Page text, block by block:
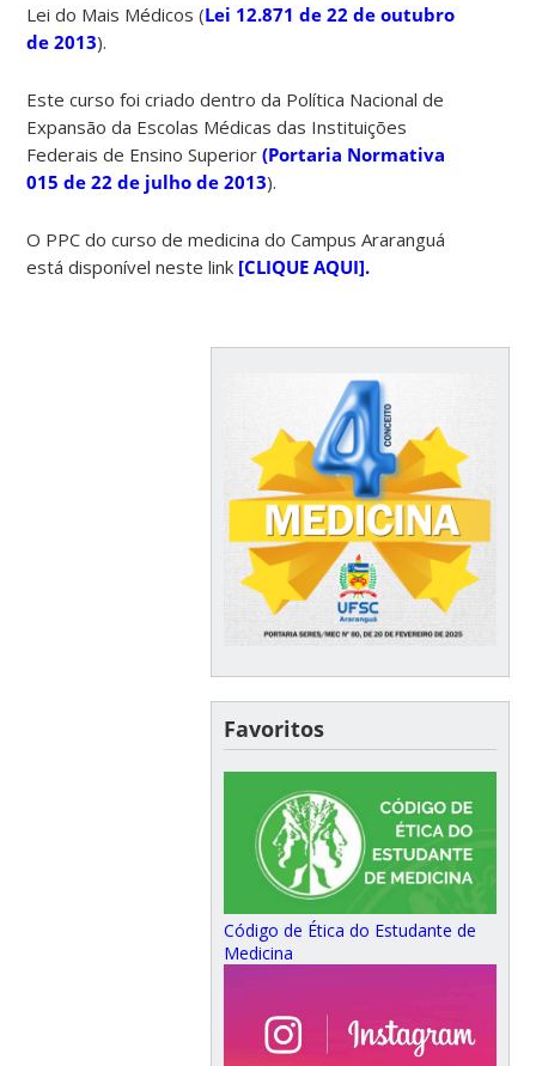
Lei do Mais Médicos (Lei 12.871 de 22 de outubro
de 2013).
Este curso foi criado dentro da Política Nacional de
Expansão da Escolas Médicas das Instituições
Federais de Ensino Superior(Portaria Normativa
015 de 22 de julho de 2013).
O PPC do curso de medicina do Campus Araranguá
está disponível neste link [CLIQUE AQUI].
Favoritos
Código de Ética do Estudante de
Medicina